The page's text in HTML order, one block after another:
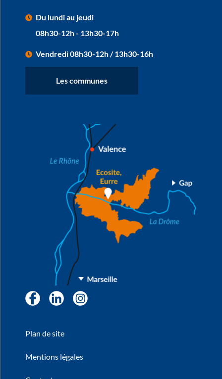
Du lundi au jeudi
08h30-12h - 13h30-17h
Vendredi 08h30-12h / 13h30-16h
Les communes
FacebookLinkedIn
Plan de site
Mentions légales